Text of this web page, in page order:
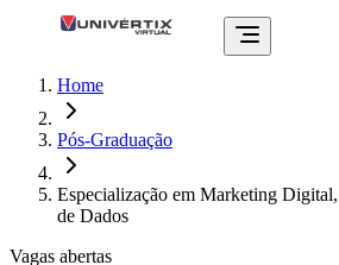
Home
Pós-Graduação
Especialização em Marketing
de Dados
Vagas abertas